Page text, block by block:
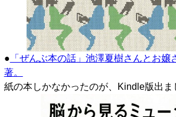
● 「ぜんぶ本の話」池澤夏樹さんとお嬢
著。
紙の本しかなかったのが、Kindle版出ま